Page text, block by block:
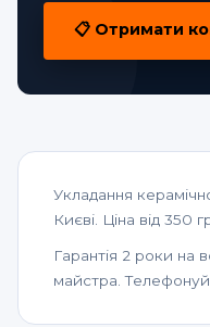
📋 Отримати
Укладання
Києві. Ціна від
Гарантія 2 роки на
майстра.